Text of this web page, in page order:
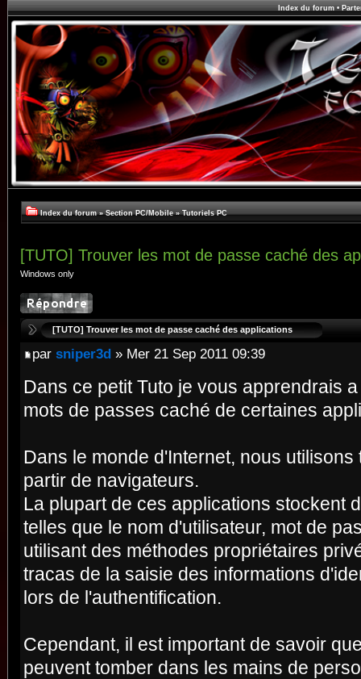
Index du forum•
Index du forum » Section PC/Mobile » Tutoriels PC
[TUTO] Trouver les mot de passe caché des
Windows only
[TUTO] Trouver les mot de passe caché des applications
par sniper3d » Mer 21 Sep 2011 09:39
Dans ce petit Tuto je vous apprendrais
mots de passes caché de certaines
Dans le monde d'Internet, nous
partir de navigateurs.
La plupart de ces applications stockent
telles que le nom d'utilisateur, mot de
utilisant des méthodes propriétaires
tracas de la saisie des informations
lors de l'authentification.
Cependant, il est important de savoir
peuvent tomber dans les mains de